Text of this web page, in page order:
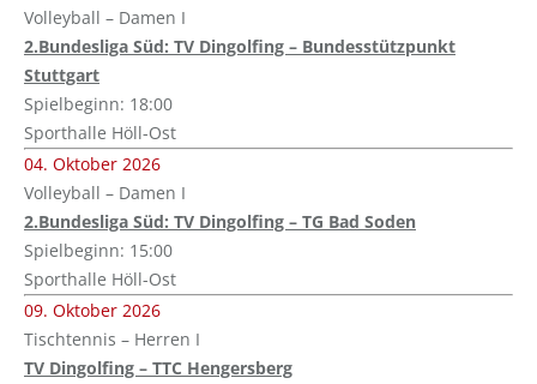
Volleyball – Damen I
2.Bundesliga Süd: TV Dingolfing – Bundesstützpunkt
Stuttgart
Spielbeginn: 18:00
Sporthalle Höll-Ost
04. Oktober 2026
Volleyball – Damen I
2.Bundesliga Süd: TV Dingolfing – TG Bad Soden
Spielbeginn: 15:00
Sporthalle Höll-Ost
09. Oktober 2026
Tischtennis – Herren I
TV Dingolfing – TTC Hengersberg